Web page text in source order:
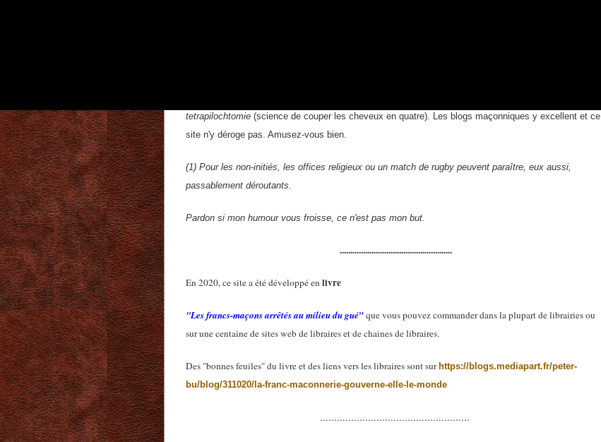
tetrapilochtomie (science de couper les cheveux en quatre). Les blogs maçonniques y excellent et ce
site n'y déroge pas. Amusez-vous bien.
(1) Pour les non-initiés, les offices religieux ou un match de rugby peuvent paraître, eux aussi,
passablement déroutants.
Pardon si mon humour vous froisse, ce n'est pas mon but.
.....................................................
En 2020, ce site a été développé enlivre
"Les francs-maçons arrêtés au milieu du gué"que vous pouvez commander dans la plupart de librairies ou
sur une centaine de sites web de libraires et de chaines de libraires.
Des "bonnes feuiles" du livre et des liens vers les libraires sont sur https://blogs.mediapart.fr/peter-
bu/blog/311020/la-franc-maconnerie-gouverne-elle-le-monde
.....................................................